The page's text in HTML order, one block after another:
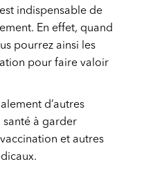
indispensable de
En effet, quand
pourrez ainsi les
pour faire valoir
d’autres
santé à garder
et autres